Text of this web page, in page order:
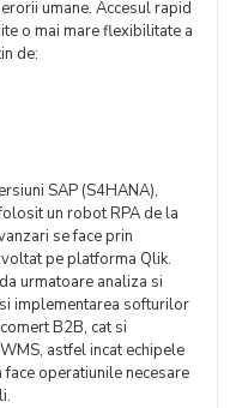
umane. Accesul rapid
o mai mare flexibilitate a
de:
SAP (S4HANA),
un robot RPA de la
se face prin
pe platforma Qlik.
urmatoare analiza si
implementarea softurilor
B2B, cat si
astfel incat echipele
operatiunile necesare